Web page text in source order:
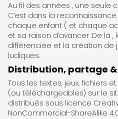
Au fil des années , une seule
C’est dans la
chaque enfant ( et chaque
et sa raison d’avancer .De là
différenciée et la création de
ludiques.
Distribution, partage
Tous les textes, jeux, fichiers
(ou téléchargeables) sur le
distribués sous licence
NonCommercial-ShareAlike